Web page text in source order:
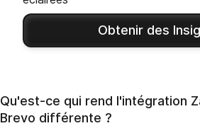
Obtenir des
Qu'est-ce qui rend l'intégration
Brevo différente ?